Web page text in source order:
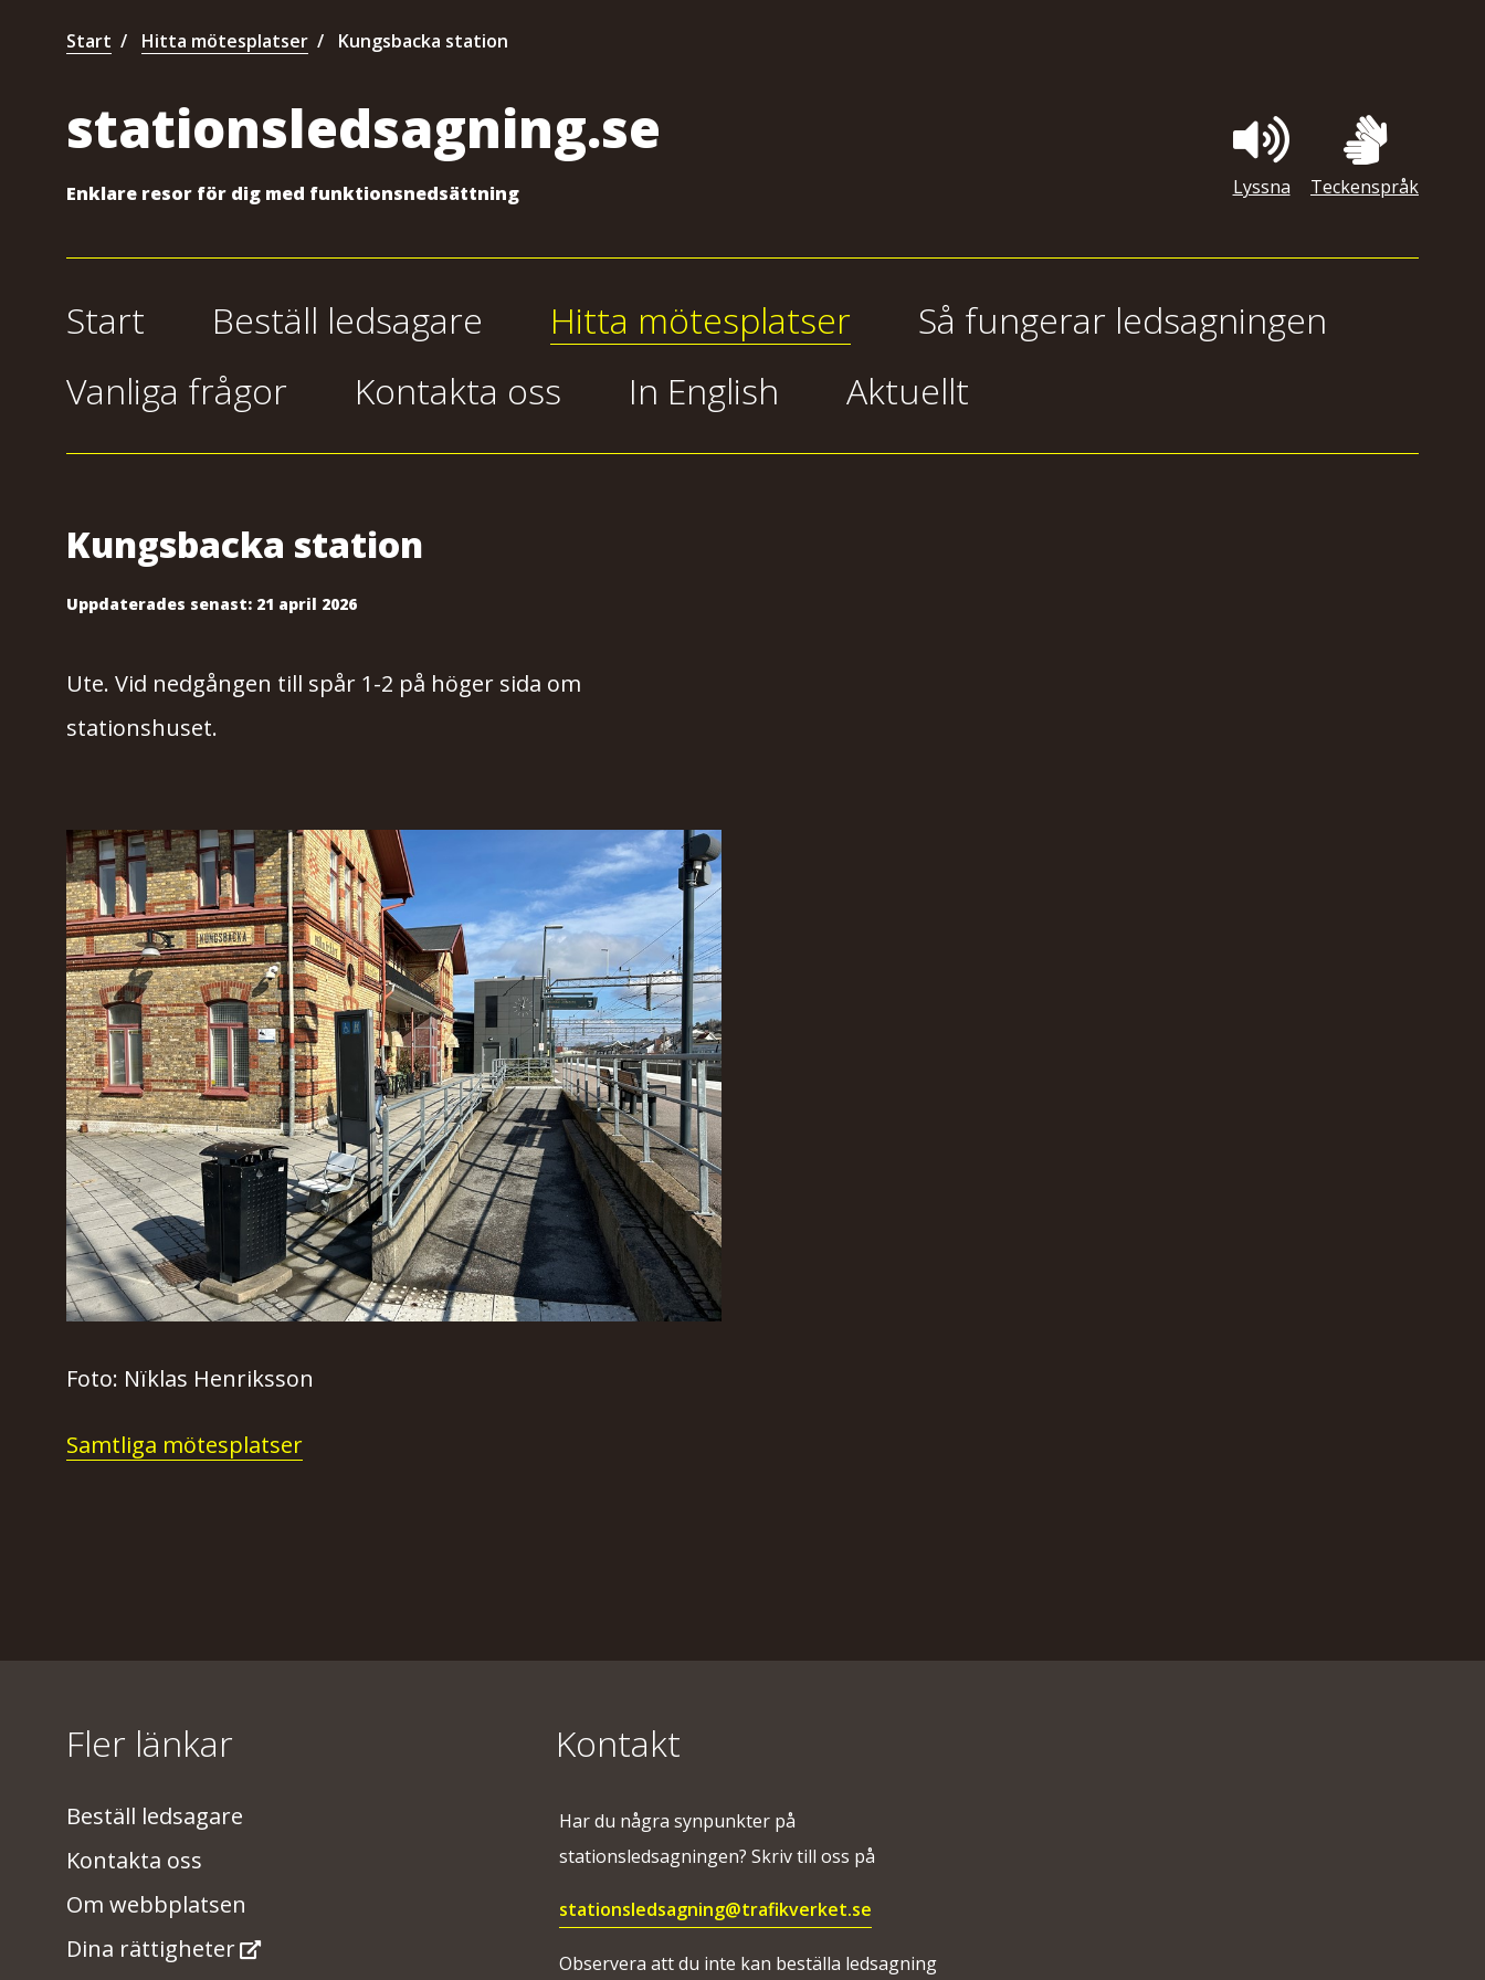
Start Hitta mötesplatser Kungsbacka station
stationsledsagning.se
Enklare resor för dig med funktionsnedsättning Lyssna Teckenspråk
Start Beställ ledsagare Hitta mötesplatser
Så fungerar ledsagningen
Vanliga frågor
Kontakta oss In English Aktuellt
Kungsbacka station
Uppdaterades senast: 21 april 2026
Ute. Vid nedgången till spår 1-2 på höger sida om
stationshuset.
Foto: Nïklas Henriksson
Samtliga mötesplatser
Fler länkar
Beställ ledsagare
Kontakta oss
Om webbplatsen
Dina rättigheter
Kontakt
Har du några synpunkter på
stationsledsagningen? Skriv till oss på
stationsledsagning@trafikverket.se
Observera att du inte kan beställa ledsagning